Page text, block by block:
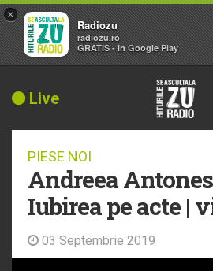
Live
PIESE NOI
Andreea
Iubirea pe acte |
03 Septembrie 2019
×
Radiozu
radiozu.ro
GRATIS - In Google Play